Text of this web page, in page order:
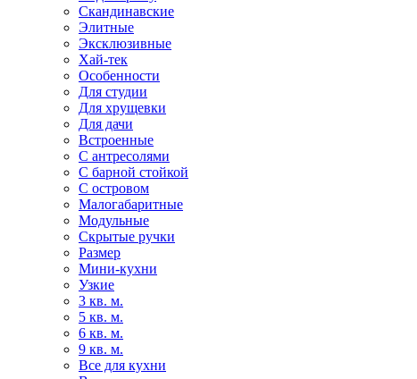
Скандинавские
Элитные
Эксклюзивные
Хай-тек
Особенности
Для студии
Для хрущевки
Для дачи
Встроенные
С антресолями
С барной стойкой
С островом
Малогабаритные
Модульные
Скрытые ручки
Размер
Мини-кухни
Узкие
3 кв. м.
5 кв. м.
6 кв. м.
9 кв. м.
Все для кухни